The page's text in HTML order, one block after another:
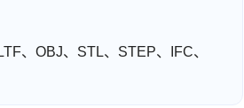
、OBJ、STL、STEP、IFC、